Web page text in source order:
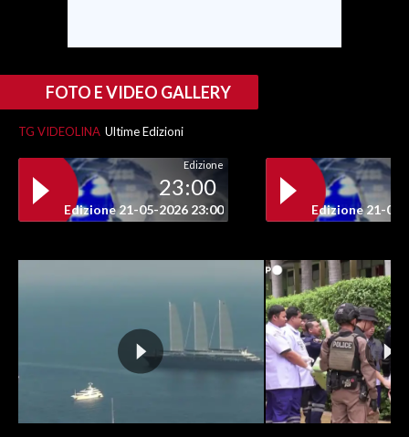
FOTO E VIDEO GALLERY
TG VIDEOLINA Ultime Edizioni
Edizione
23:00
Edizione 21-05-2026 23:00 Edizione 21-05-